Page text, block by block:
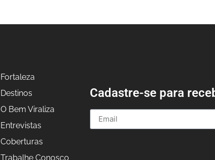
Fortaleza
Destinos
O Bem Viraliza
Entrevistas
Coberturas
Trabalhe Conosco
Cadastre-se para